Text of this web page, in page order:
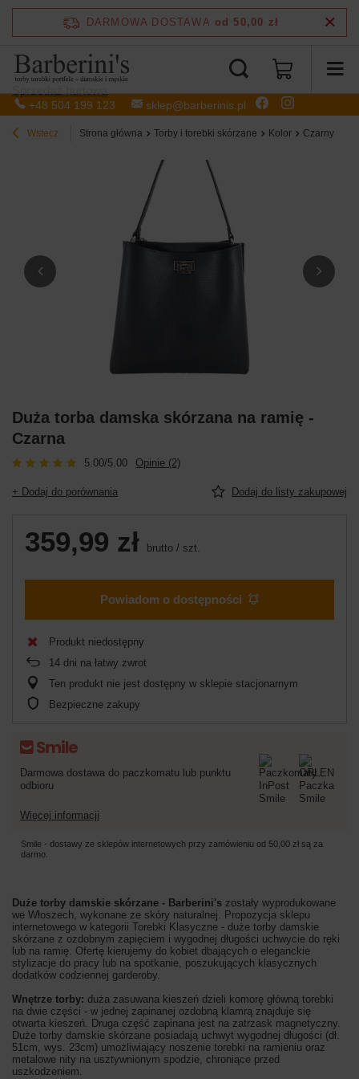
+48 504 199 123 sklep@barberinis.pl
DARMOWA DOSTAWA od 50,00 zł
Wstecz Strona główna Torby i torebki skórzane Kolor Czarny
Duża torba damska skórzana na ramię -
Czarna
5.00/5.00 Opinie (2)
+ Dodaj do porównania Dodaj do listy zakupowej
359,99 zł brutto / szt.
Powiadom o dostępności
Produkt niedostępny
14 dni na łatwy zwrot
Ten produkt nie jest dostępny w sklepie stacjonarnym
Bezpieczne zakupy
Darmowa dostawa do paczkomatu lub punktu
odbioru
Więcej informacji
Smile - dostawy ze sklepów internetowych przy zamówieniu od 50,00 zł są za
darmo.
Duże torby damskie skórzane - Barberini's zostały wyprodukowane
we Włoszech, wykonane ze skóry naturalnej. Propozycja sklepu
internetowego w kategorii Torebki Klasyczne - duże torby damskie
skórzane z ozdobnym zapięciem i wygodnej długości uchwycie do ręki
lub na ramię. Ofertę kierujemy do kobiet dbających o eleganckie
stylizacje do pracy lub na spotkanie, poszukujących klasycznych
dodatków codziennej garderoby.
Wnętrze torby: duża zasuwana kieszeń dzieli komorę główną torebki
na dwie części - w jednej zapinanej ozdobną klamrą znajduje się
otwarta kieszeń. Druga część zapinana jest na zatrzask magnetyczny.
Duże torby damskie skórzane posiadają uchwyt wygodnej długości (dł.
51cm, wys. 23cm) umożliwiający noszenie torebki na ramieniu oraz
metalowe nity na usztywnionym spodzie, chroniące przed
uszkodzeniem.